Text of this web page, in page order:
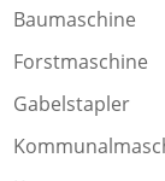
Baumaschine
Forstmaschine
Gabelstapler